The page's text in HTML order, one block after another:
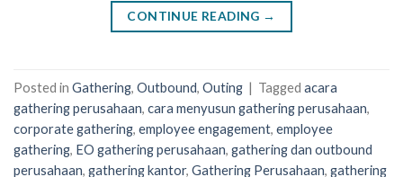
CONTINUE READING →
Posted in Gathering Outbound Outing | Tagged acara
gathering perusahaan cara menyusun gathering perusahaan
corporate gathering employee engagement employee
gathering EO gathering perusahaan gathering dan outbound
perusahaan gathering kantor, Gathering Perusahaan gathering